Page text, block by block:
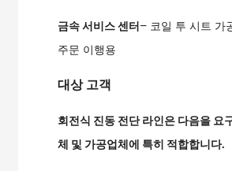
금속 서비스 센터– 코일 투 시트 가
주문 이행용
대상 고객
회전식 진동 전단 라인은 다음을 요
체 및 가공업체에 특히 적합합니다.